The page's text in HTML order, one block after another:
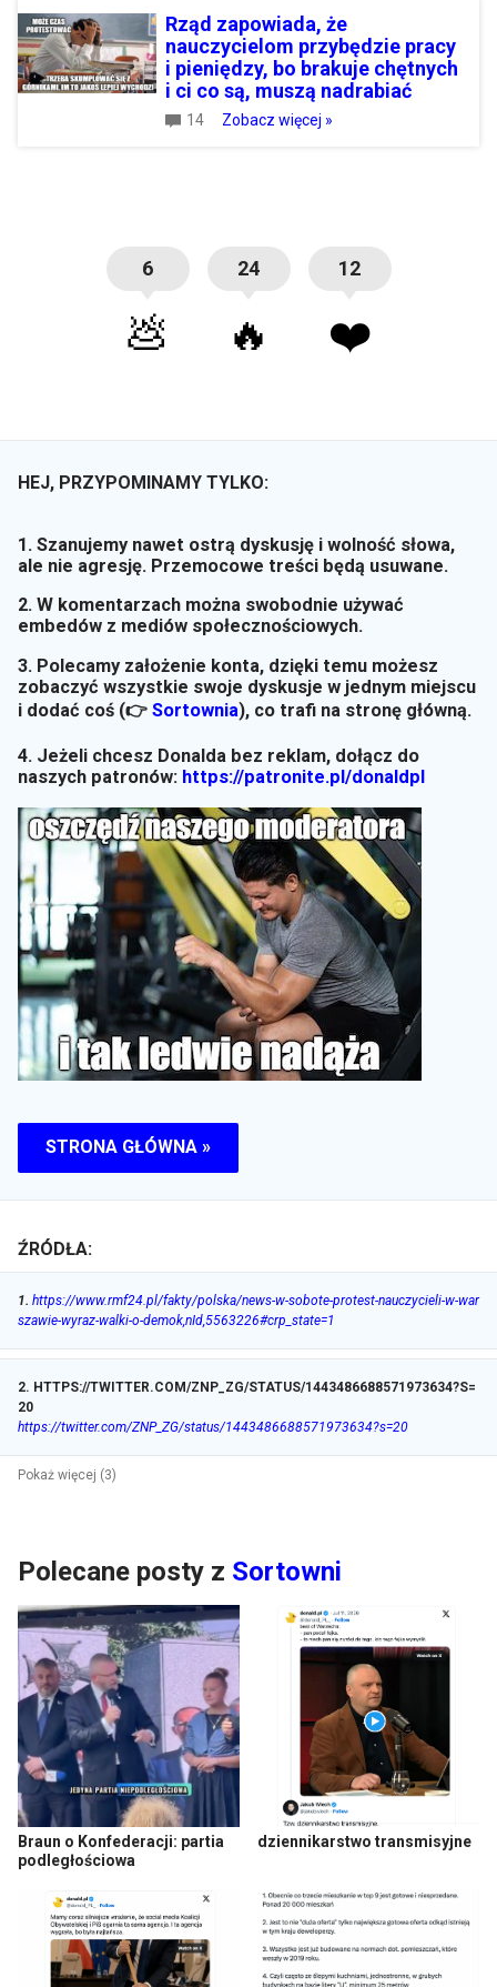
Rząd zapowiada, że
nauczycielom przybędzie pracy
i pieniędzy, bo brakuje chętnych
i ci co są, muszą nadrabiać
14 Zobacz więcej »
6
💩
24
🔥
12
❤️
HEJ, PRZYPOMINAMY TYLKO:
1. Szanujemy nawet ostrą dyskusję i wolność słowa,
ale nie agresję. Przemocowe treści będą usuwane.
2. W komentarzach można swobodnie używać
embedów z mediów społecznościowych.
3. Polecamy założenie konta, dzięki temu możesz
zobaczyć wszystkie swoje dyskusje w jednym miejscu
i dodać coś (👉 Sortownia), co trafi na stronę główną.
4. Jeżeli chcesz Donalda bez reklam, dołącz do
naszych patronów: https://patronite.pl/donaldpl
STRONA GŁÓWNA »
ŹRÓDŁA:
1. https://www.rmf24.pl/fakty/polska/news-w-sobote-protest-nauczycieli-w-war
szawie-wyraz-walki-o-demok,nId,5563226#crp_state=1
2. HTTPS://TWITTER.COM/ZNP_ZG/STATUS/1443486688571973634?S=
20
https://twitter.com/ZNP_ZG/status/1443486688571973634?s=20
Pokaż więcej (3)
Polecane posty z Sortowni
Braun o Konfederacji: partia
podległościowa
dziennikarstwo transmisyjne